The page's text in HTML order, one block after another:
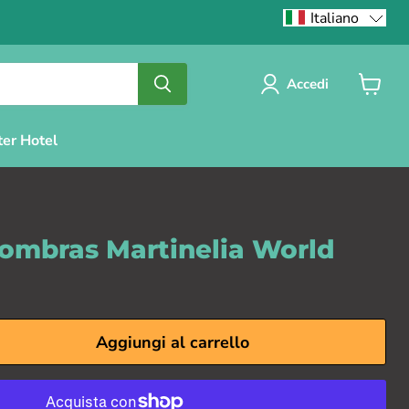
Accedi
Hotel
Martinelia World
Aggiungi al carrello
Italiano